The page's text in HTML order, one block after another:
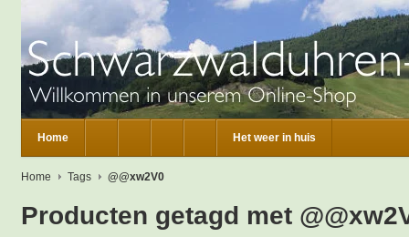
Home Het weer in huis
Home Tags @@xw2V0
Producten getagd met